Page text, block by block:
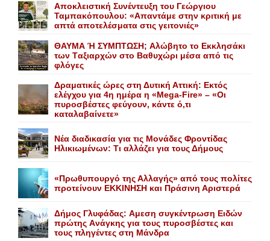
Αποκλειστική Συνέντευξη του Γεώργιου
Ταμπακόπουλου: «Απαντάμε στην κριτική με
απτά αποτελέσματα στις γειτονιές»
ΘΑΥΜΑ Ή ΣΥΜΠΤΩΣΗ; Aλώβητο το Eκκλησάκι
των Tαξιαρχών στο Bαθυχώρι μέσα από τις
φλόγες
Δραματικές ώρες στη Δυτική Αττική: Εκτός
ελέγχου για 4η ημέρα η «Mega-Fire» – «Οι
πυροσβέστες φεύγουν, κάντε ό,τι
καταλαβαίνετε»
Nέα διαδικασία για τις Mονάδες Φροντίδας
Hλικιωμένων: Tι αλλάζει για τους Δήμους
«Πρωθυπουργό της Αλλαγής» από τους πολίτες
προτείνουν EKKINHΣΗ και Πράσινη Αριστερά
Δήμος Γλυφάδας: Aμεση συγκέντρωση Eιδών
πρώτης Aνάγκης για τους πυροσβέστες και
τους πληγέντες στη Mάνδρα